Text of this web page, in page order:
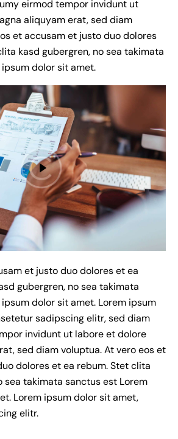
eirmod tempor invidunt ut
aliquyam erat, sed diam
et accusam et justo duo dolores
kasd gubergren, no sea takimata
dolor sit amet.
et justo duo dolores et ea
gubergren, no sea takimata
dolor sit amet. Lorem ipsum
sadipscing elitr, sed diam
invidunt ut labore et dolore
sed diam voluptua. At vero eos et
dolores et ea rebum. Stet clita
sea takimata sanctus est Lorem
Lorem ipsum dolor sit amet,
elitr.